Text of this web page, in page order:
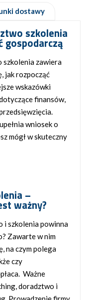
dostawy
szkolenia
gospodarczą
szkolenia zawiera
jak rozpocząć
wskazówki
finansów,
wniosek o
mógł w skuteczny
–
ważny?
i szkolenia powinna
Zawarte w nim
na czym polega
czy
Ważne
doradztwo i